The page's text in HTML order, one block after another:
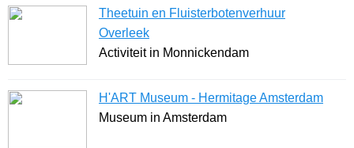
Theetuin en Fluisterbotenverhuur
Overleek
Activiteit in Monnickendam
H'ART Museum - Hermitage Amsterdam
Museum in Amsterdam